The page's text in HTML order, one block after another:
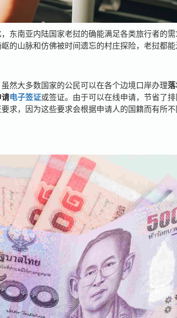
东南亚内陆国家老挝的确能满足各类旅行者的
的山脉和仿佛被时间遗忘的村庄探险，老挝都能
然大多数国家的公民可以在各个边境口岸办理
电子签证或签证。由于可以在线申请，节省了排
求，因为这些要求会根据申请人的国籍而有所